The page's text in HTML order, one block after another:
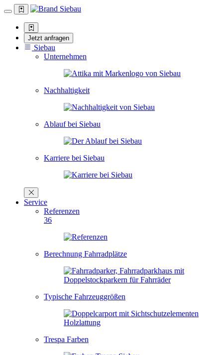
Jetzt anfragen
Siebau
Unternehmen
Nachhaltigkeit
Ablauf bei Siebau
Karriere bei Siebau
Service
Referenzen
36
Berechnung Fahrradplätze
Typische Fahrzeuggrößen
Trespa Farben